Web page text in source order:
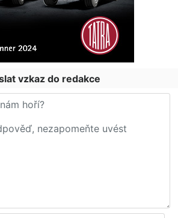
vzkaz do redakce